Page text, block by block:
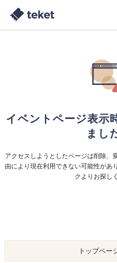
イベントページ表示
まし
アクセスしようとしたページは削除、
由により現在利用できない可能性があ
クよりお探し
トップペー